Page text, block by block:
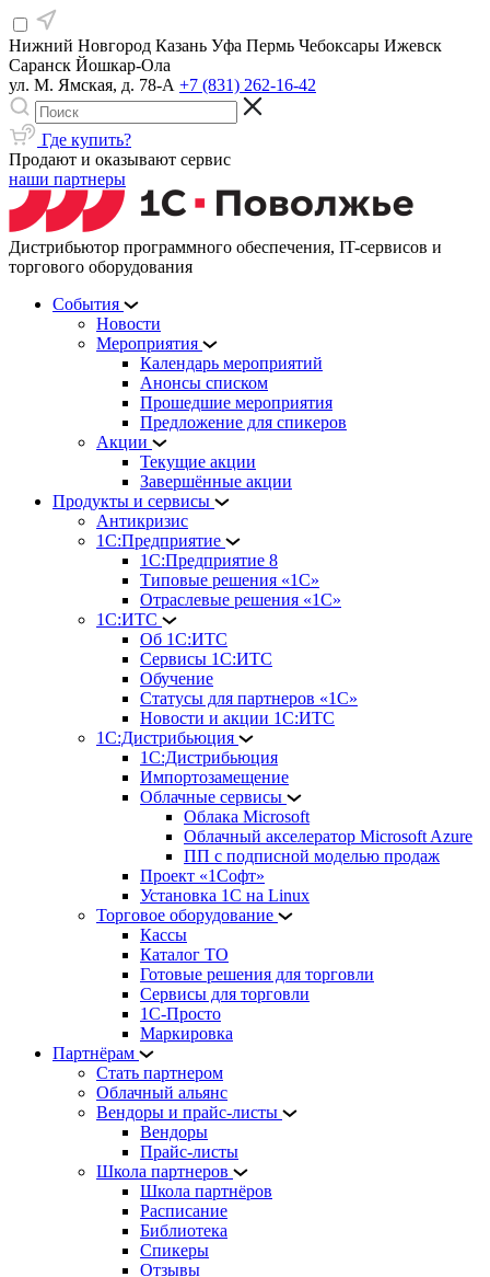
Нижний Новгород Казань Уфа Пермь Чебоксары Ижевск
Саранск Йошкар-Ола
ул. М. Ямская, д. 78-А +7 (831) 262-16-42
Где купить?
Продают и оказывают сервис
наши партнеры
Дистрибьютор программного обеспечения, IT-сервисов и
торгового оборудования
События
Новости
Мероприятия
Календарь мероприятий
Анонсы списком
Прошедшие мероприятия
Предложение для спикеров
Акции
Текущие акции
Завершённые акции
Продукты и сервисы
Антикризис
1С:Предприятие
1С:Предприятие 8
Типовые решения «1С»
Отраслевые решения «1С»
1С:ИТС
Об 1С:ИТС
Сервисы 1С:ИТС
Обучение
Статусы для партнеров «1С»
Новости и акции 1С:ИТС
1С:Дистрибьюция
1С:Дистрибьюция
Импортозамещение
Облачные сервисы
Облака Microsoft
Облачный акселератор Microsoft Azure
ПП с подписной моделью продаж
Проект «1Софт»
Установка 1С на Linux
Торговое оборудование
Кассы
Каталог ТО
Готовые решения для торговли
Сервисы для торговли
1С-Просто
Маркировка
Партнёрам
Стать партнером
Облачный альянс
Вендоры и прайс-листы
Вендоры
Прайс-листы
Школа партнеров
Школа партнёров
Расписание
Библиотека
Спикеры
Отзывы